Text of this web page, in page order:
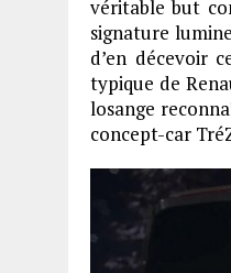
véritable but
signature
d’en décevoir
typique de
losange
concept-car